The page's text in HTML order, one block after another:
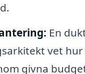
En
vet hur
givna